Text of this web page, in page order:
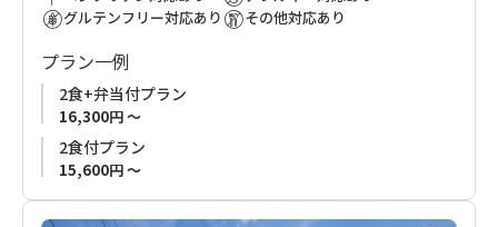
グルテンフリー対応あり
その他対応あり
プラン一例
2食+弁当付プラン
16,300円 ～
2食付プラン
15,600円 ～